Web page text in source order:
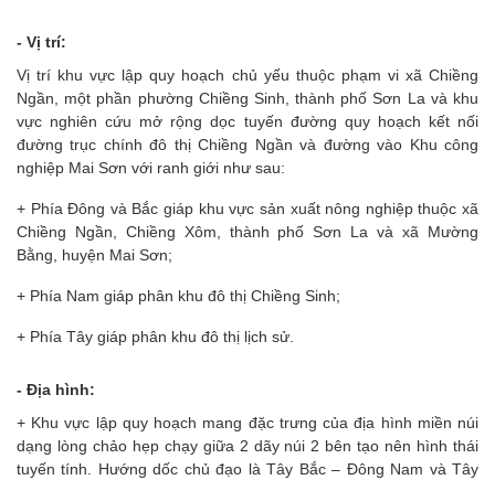
- Vị trí:
Vị trí khu vực lập quy hoạch chủ yếu thuộc phạm vi xã Chiềng
Ngần, một phần phường Chiềng Sinh, thành phố Sơn La và khu
vực nghiên cứu mở rộng dọc tuyến đường quy hoạch kết nối
đường trục chính đô thị Chiềng Ngần và đường vào Khu công
nghiệp Mai Sơn với ranh giới như sau:
+ Phía Đông và Bắc giáp khu vực sản xuất nông nghiệp thuộc xã
Chiềng Ngần, Chiềng Xôm, thành phố Sơn La và xã Mường
Bằng, huyện Mai Sơn;
+ Phía Nam giáp phân khu đô thị Chiềng Sinh;
+ Phía Tây giáp phân khu đô thị lịch sử.
- Địa hình:
+ Khu vực lập quy hoạch mang đặc trưng của địa hình miền núi
dạng lòng chảo hẹp chạy giữa 2 dãy núi 2 bên tạo nên hình thái
tuyến tính. Hướng dốc chủ đạo là Tây Bắc – Đông Nam và Tây